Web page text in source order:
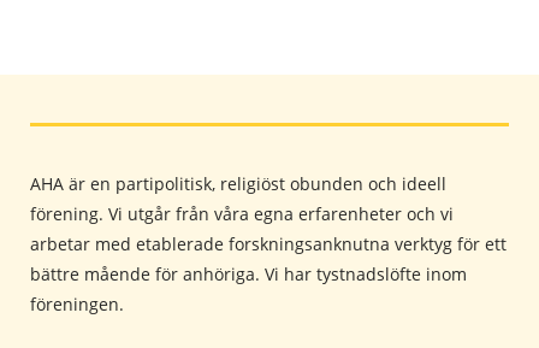
AHA är en partipolitisk, religiöst obunden och ideell
förening. Vi utgår från våra egna erfarenheter och vi
arbetar med etablerade forskningsanknutna verktyg för ett
bättre mående för anhöriga. Vi har tystnadslöfte inom
föreningen.